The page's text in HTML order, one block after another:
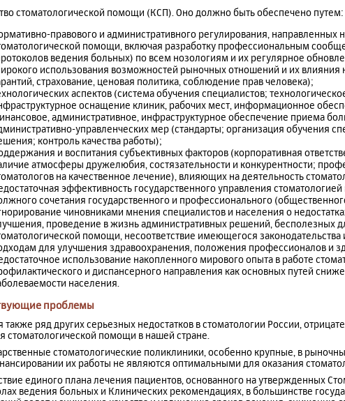
стоматологической помощи (КСП). Оно должно быть обеспечено путем:
правового и административного регулирования, направленных
помощи, включая разработку профессиональным
ведения больных) по всем нозологиям и их регулярное
использования возможностей рыночных отношений и их влияния
страхование, ценовая политика, соблюдение прав человека);
аспектов (система обучения специалистов;
оснащение клиник, рабочих мест, информационное
административное, инфраструктурное обеспечение приема
управленческих мер (стандарты; организация обучения
контроль качества работы);
и воспитания субъективных факторов (корпоративная
атмосферы дружелюбия, состязательности и конкурентности;
на качественное лечение), влияющих на деятельность
эффективность государственного управления стоматологией
сочетания государственного и профессионального
чиновниками мнения специалистов и населения о
проведение в жизнь административных решений, бесполезных
помощи, несоответствие имеющегося
для улучшения здравоохранения, положения профессионалов и
использование накопленного мирового опыта в работе
и диспансерного направления как основных путей
населения.
проблемы
также ряд других серьезных недостатков в стоматологии России,
стоматологической помощи в нашей стране.
стоматологические поликлиники, особенно крупные, в
их работы не являются оптимальными для оказания
единого плана лечения пациентов, основанного на утвержденных
ведения больных и Клинических рекомендациях, в большинстве